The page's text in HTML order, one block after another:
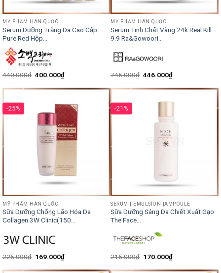
MỸ PHẨM HÀN QUỐC
Serum Dưỡng Trắng Da Cao Cấp
Pure Red Hộp...
440.000₫ 400.000₫
MỸ PHẨM HÀN QUỐC
Serum Tinh Chất Vàng 24k Real Kill
9.9 Ra&Gowoori...
745.000₫ 446.000₫
-25%
MỸ PHẨM HÀN QUỐC
Sữa Dưỡng Chống Lão Hóa Da
Collagen 3W Clinic(150...
225.000₫ 169.000₫
-21%
SERUM | EMULSION |AMPOULE
Sữa Dưỡng Sáng Da Chiết Xuất Gạo
The Face...
215.000₫ 170.000₫